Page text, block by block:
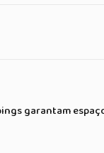
garantam